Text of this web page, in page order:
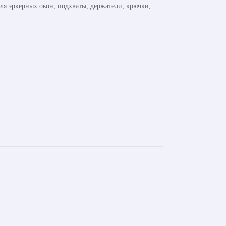
эркерных окон, подхваты, держатели, крючки,